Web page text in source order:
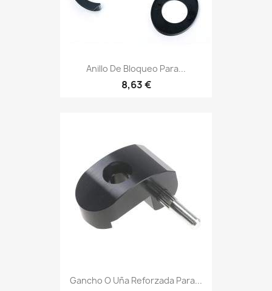
Anillo De Bloqueo Para...
8,63 €
Gancho O Uña Reforzada Para...